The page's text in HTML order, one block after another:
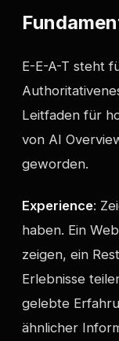
E-E-A-T steht
Leitfaden für
von AI
geworden.
Experience:
haben. Ein
zeigen, ein
Erlebnisse
gelebte
ähnlicher